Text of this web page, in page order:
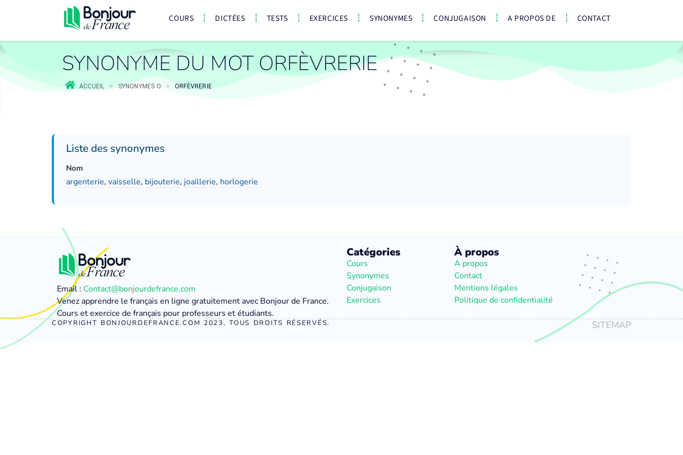
COURS DICTÉES TESTS EXERCICES SYNONYMES CONJUGAISON A PROPOS DE CONTACT
SYNONYME DU MOT ORFÈVRERIE
ACCUEIL > SYNONYMES O > ORFÈVRERIE
Liste des synonymes
Nom
argenterie, vaisselle, bijouterie, joaillerie, horlogerie
Email : Contact@bonjourdefrance.com
Venez apprendre le français en ligne gratuitement avec Bonjour de France.
Cours et exercice de français pour professeurs et étudiants.
Catégories
Cours
Synonymes
Conjugaison
Exercices
À propos
A propos
Contact
Mentions légales
Politique de confidentialité
COPYRIGHT BONJOURDEFRANCE.COM 2023, TOUS DROITS RÉSERVÉS. SITEMAP